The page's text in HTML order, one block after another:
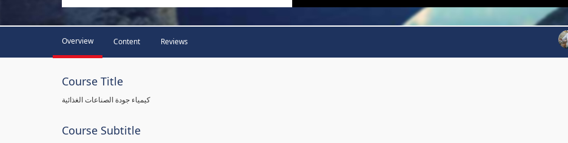
Overview Content Reviews
Course Title
كيمياء جودة الصناعات الغذائية
Course Subtitle